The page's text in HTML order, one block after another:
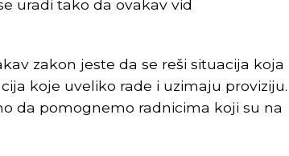
uradi tako da ovakav vid
zakon jeste da se reši situacija koja
koje uveliko rade i uzimaju proviziju.
da pomognemo radnicima koji su na